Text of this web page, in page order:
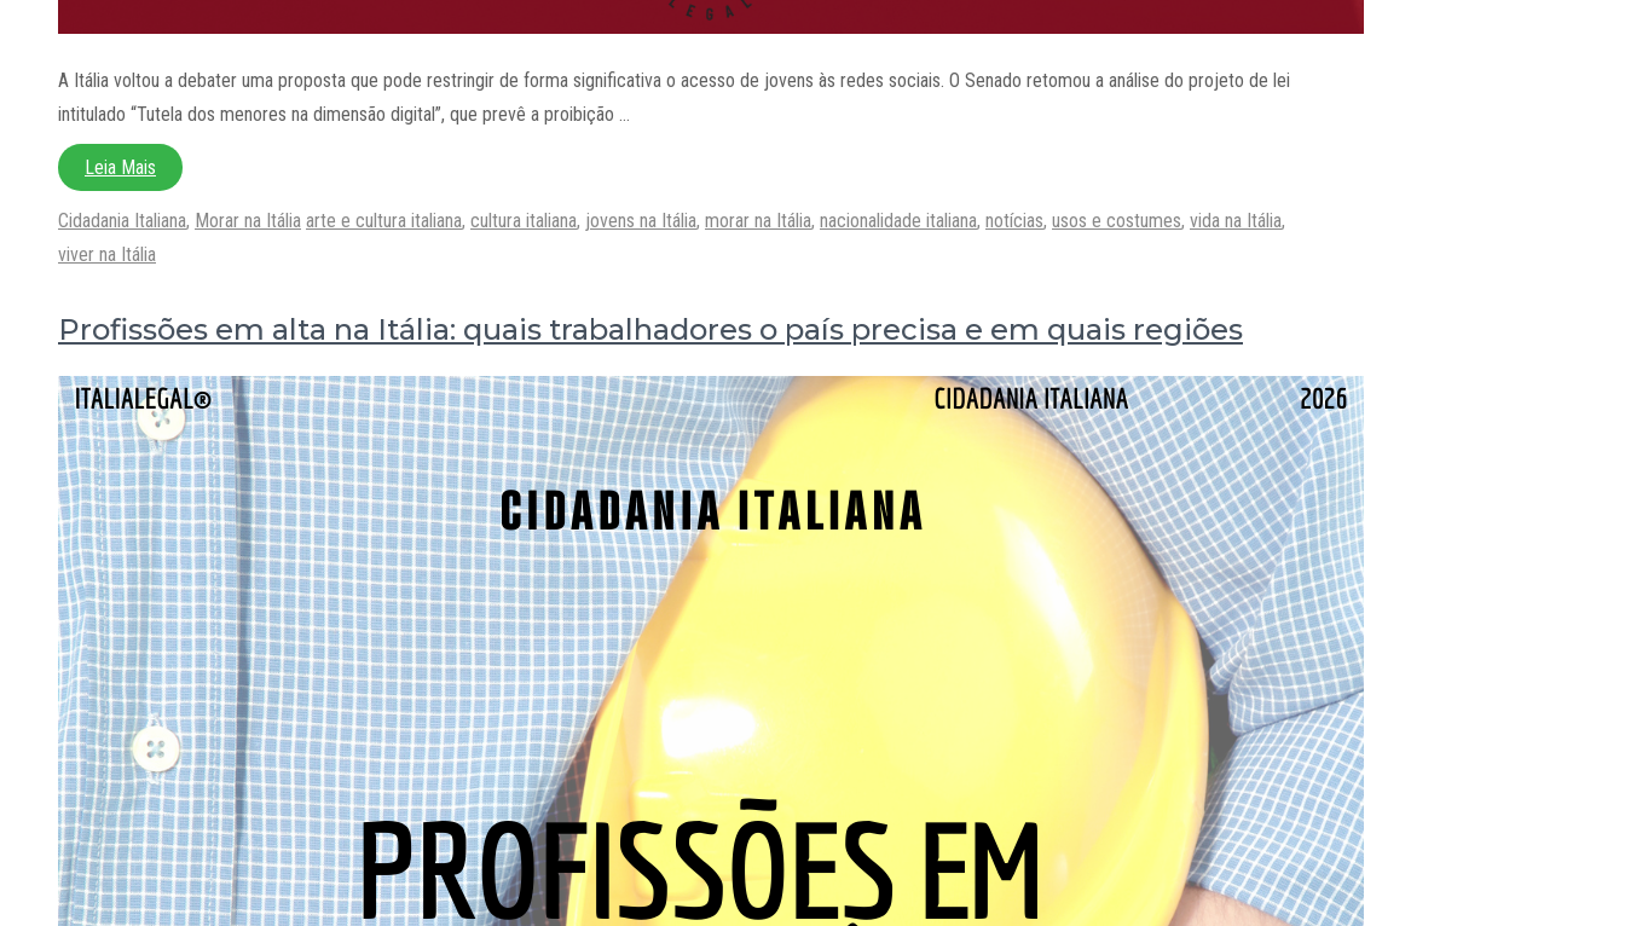
A Itália voltou a debater uma proposta que pode restringir de forma significativa o acesso de jovens às redes sociais. O Senado retomou a análise do projeto de lei
intitulado “Tutela dos menores na dimensão digital”, que prevê a proibição …
Leia Mais
Categorias
Cidadania Italiana, Morar na Itália Tags
arte e cultura italiana, cultura italiana, jovens na Itália, morar na Itália, nacionalidade italiana, notícias, usos e costumes, vida na Itália,
viver na Itália
Profissões em alta na Itália: quais trabalhadores o país precisa e em quais regiões